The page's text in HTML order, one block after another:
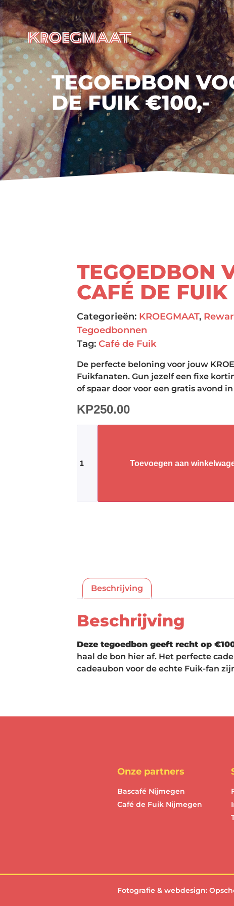
TEGOEDBON
DE FUIK €100,-
TEGOEDBON
CAFÉ DE
Categorieën: KROEGMAAT,
Tegoedbonnen
Tag: Café de Fuik
De perfecte beloning voor jouw
Fuikfanaten. Gun jezelf een fixe
of spaar door voor een gratis avond
KP250.00
Toevoegen aan
Beschrijving
Beschrijving
Deze tegoedbon geeft recht op
haal de bon hier af. Het perfecte
cadeaubon voor de echte Fuik-fan
Onze partners
Bascafé Nijmegen
Café de Fuik Nijmegen
Fotografie & webdesign: